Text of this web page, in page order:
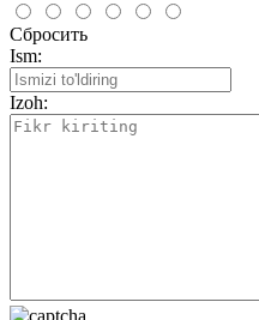
Сбросить
Ism:
Izoh: